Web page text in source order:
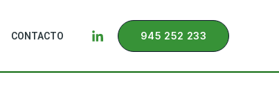
CONTACTO 945 252 233